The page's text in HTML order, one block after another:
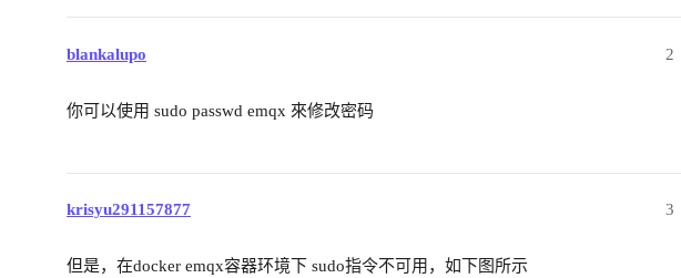
blankalupo 2
你可以使用 sudo passwd emqx 來修改密码
krisyu291157877 3
但是，在docker emqx容器环境下 sudo指令不可用，如下图所示